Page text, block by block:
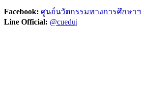
Facebook: ศูนย์นวัตกรรมทางการศึกษาฯ
Line Official: @cueduj